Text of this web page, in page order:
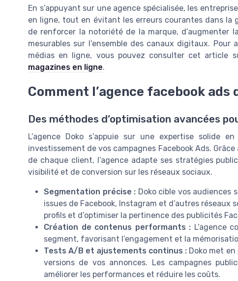
En s’appuyant sur une agence spécialisée, les
en ligne, tout en évitant les erreurs courantes dans la
de renforcer la notoriété de la marque, d’augmenter
mesurables sur l’ensemble des canaux digitaux.
médias en ligne, vous pouvez consulter cet article
magazines en ligne.
Comment l’agence facebook
Des méthodes d’optimisation avancées
L’agence Doko s’appuie sur une expertise solide
investissement de vos campagnes Facebook Ads.
de chaque client, l’agence adapte ses stratégies
visibilité et de conversion sur les réseaux sociaux.
Segmentation précise : Doko cible vos audiences
issues de Facebook, Instagram et d’autres
profils et d’optimiser la pertinence des publicités
Création de contenus performants : L’agence
segment, favorisant l’engagement et la
Tests A/B et ajustements continus : Doko met
versions de vos annonces. Les campagnes
améliorer les performances et réduire les coûts.